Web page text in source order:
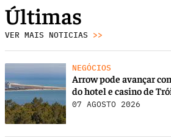
Últimas
VER MAIS NOTICIAS >>
NEGÓCIOS
Arrow pode avançar
do hotel e casino de
07 AGOSTO 2026